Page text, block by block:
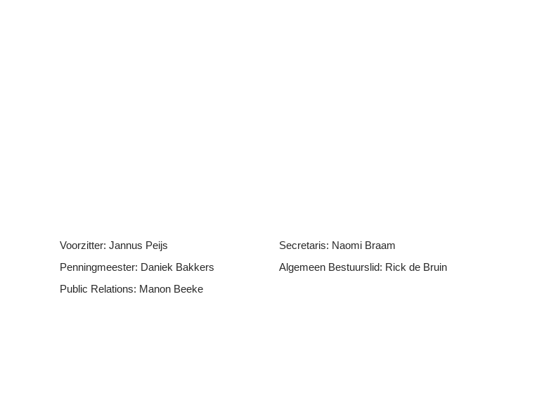
Voorzitter: Jannus Peijs
Penningmeester: Daniek Bakkers
Public Relations: Manon Beeke
Secretaris: Naomi Braam
Algemeen Bestuurslid: Rick de Bruin